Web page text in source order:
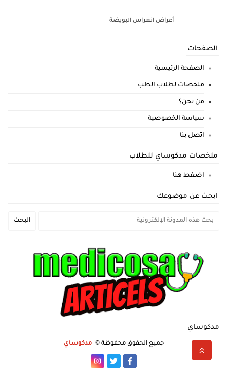
أعراض انغراس البويضة
الصفحات
الصفحة الرئيسية
ملخصات لطلاب الطب
من نحن؟
سياسة الخصوصية
اتصل بنا
ملخصات مدكوساي للطلاب
اضغط هنا
ابحث عن موضوعك
مدكوساي
جميع الحقوق محفوظة © مدكوساي